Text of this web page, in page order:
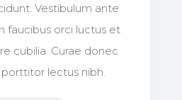
Vestibulum ante
faucibus orci luctus et
cubilia. Curae donec
lectus nibh.